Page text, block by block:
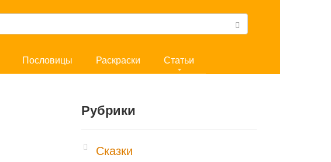
Пословицы Раскраски Статьи
Рубрики
Cказки